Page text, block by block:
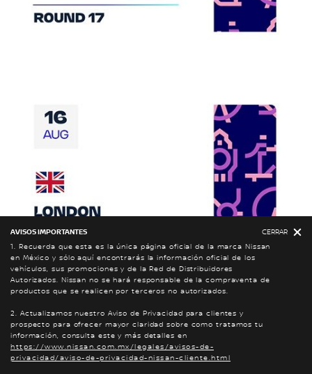
AVISOS IMPORTANTES
1. Recuerda que esta es la única página oficial de la marca Nissan
en México y sólo aquí encontrarás la información oficial de los
vehículos, sus promociones y de la Red de Distribuidores
Autorizados. Nissan no se hará responsable de la compraventa de
productos que se realicen por terceros no autorizados.
2. Actualizamos nuestro Aviso de Privacidad para clientes y
prospecto para ofrecer mayor claridad sobre como tratamos tu
información, consulta este y más detalles en
https://www.nissan.com.mx/legales/avisos-de-
privacidad/aviso-de-privacidad-nissan-cliente.html
CERRAR